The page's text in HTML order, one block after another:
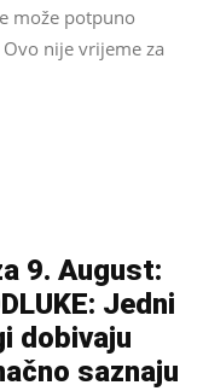
može potpuno
nije vrijeme za
9. August:
Jedni
dobivaju
saznaju